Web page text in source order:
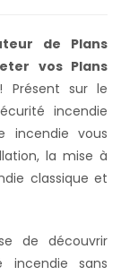
de Plans
vos Plans
! Présent sur le
incendie
incendie vous
la mise à
classique et
de découvrir
incendie sans